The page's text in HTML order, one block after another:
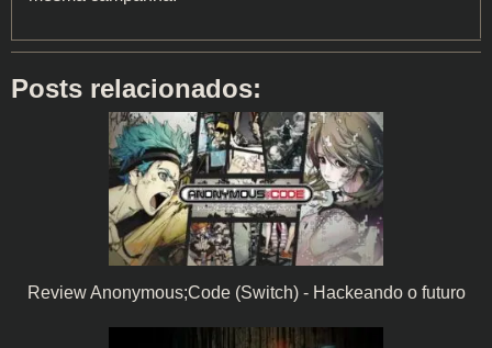
Posts relacionados:
Review Anonymous;Code (Switch) - Hackeando o futuro